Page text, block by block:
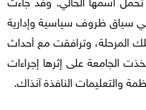
سياق ظروف سياسية وإدارية
المرحلة، وترافقت مع أحداث
الجامعة على إثرها إجراءات
والتعليمات النافذة آنذاك.